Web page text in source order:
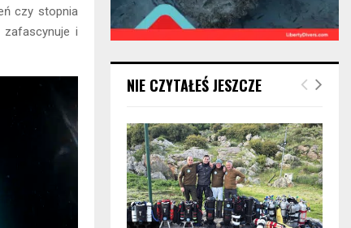
czy stopnia
zafascynuje i
NIE CZYTAŁEŚ JESZCZE